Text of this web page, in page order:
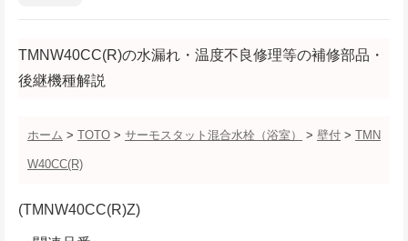
TMNW40CC(R)の水漏れ・温度不良修理等の補修部品・
後継機種解説
ホーム > TOTO > サーモスタット混合水栓（浴室） > 壁付 > TMN
W40CC(R)
(TMNW40CC(R)Z)